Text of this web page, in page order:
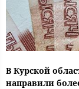
В Курской
направили